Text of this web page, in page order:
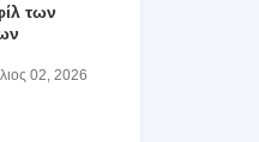
των
02, 2026